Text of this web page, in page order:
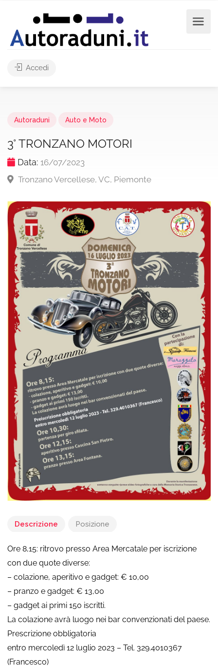
Accedi
Autoraduni Auto e Moto
3° TRONZANO MOTORI
Data: 16/07/2023
Tronzano Vercellese, VC, Piemonte
Descrizione Posizione
Ore 8,15: ritrovo presso Area Mercatale per iscrizione
con due quote diverse:
– colazione, aperitivo e gadget: € 10,00
– pranzo e gadget: € 13,00
– gadget ai primi 150 iscritti.
La colazione avrà luogo nei bar convenzionati del paese.
Prescrizione obbligatoria
entro mercoledì 12 luglio 2023 – Tel. 329.4010367
(Francesco)